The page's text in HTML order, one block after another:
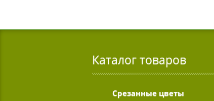
Каталог товаров
Срезанные цветы